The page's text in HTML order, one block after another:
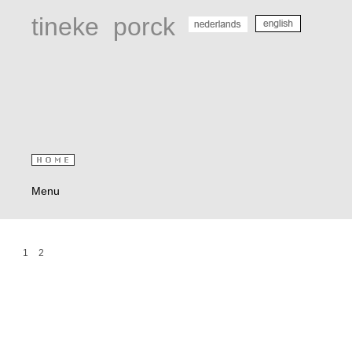
tineke porck
Menu
1 2